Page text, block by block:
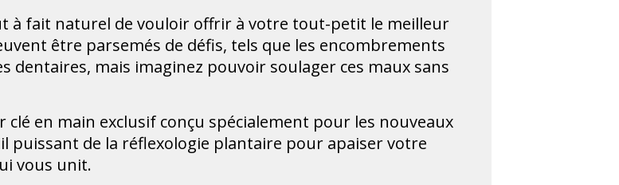
à fait naturel de vouloir offrir à votre tout-petit le meilleur
être parsemés de défis, tels que les encombrements
dentaires, mais imaginez pouvoir soulager ces maux sans
clé en main exclusif conçu spécialement pour les nouveaux
puissant de la réflexologie plantaire pour apaiser votre
vous unit.